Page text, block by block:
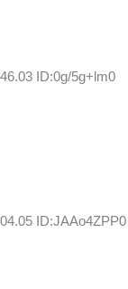
ID:0g/5g+lm0
ID:JAAo4ZPP0